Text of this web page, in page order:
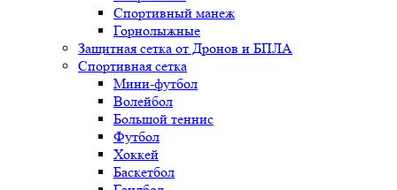
Спортивный манеж
Горнолыжные
Защитная сетка от Дронов и БПЛА
Спортивная сетка
Мини-футбол
Волейбол
Большой теннис
Футбол
Хоккей
Баскетбол